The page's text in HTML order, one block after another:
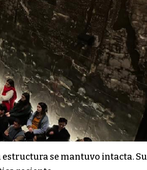
estructura se mantuvo intacta. Su